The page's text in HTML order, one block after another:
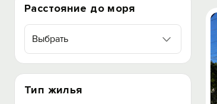
Расстояние до моря
Выбрать
Тип жилья